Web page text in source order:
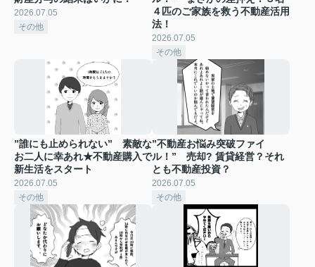
2026.07.05
その他
４匹のご家族を救う不動産活用
法！
2026.07.05
その他
”誰にも止められない” 素敵な
お二人に幸あれ★不動産購入で
新生活をスタート
2026.07.05
その他
”不動産お悩み突破ファイ
ル！” 売却? 賃貸経営？それ
とも不動産投資？
2026.07.05
その他